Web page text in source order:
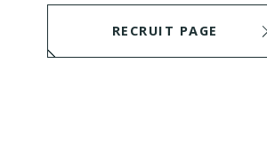
RECRUIT PAGE